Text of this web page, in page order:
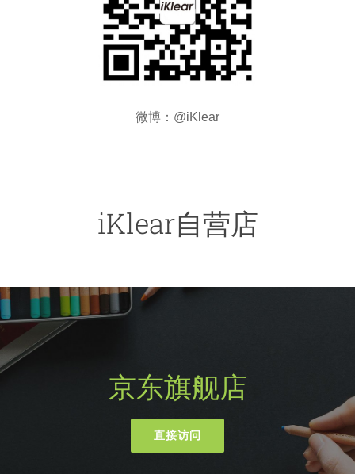
微博：@iKlear
iKlear自营店
京东旗舰店
直接访问